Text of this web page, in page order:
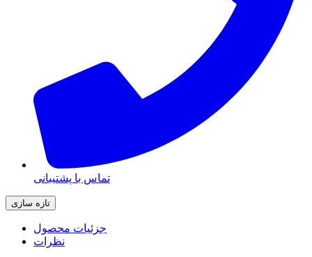
تماس با پشتیبانی
جزئیات محصول
نظرات